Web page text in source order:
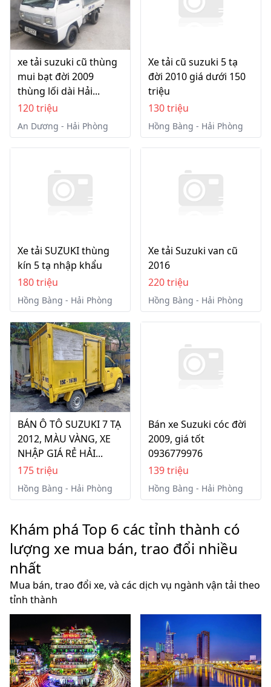
xe tải suzuki cũ thùng
mui bạt đời 2009
thùng lối dài Hải...
120 triệu
An Dương - Hải Phòng
Xe tải cũ suzuki 5 tạ
đời 2010 giá dưới 150
triệu
130 triệu
Hồng Bàng - Hải Phòng
Xe tải SUZUKI thùng
kín 5 tạ nhập khẩu
180 triệu
Hồng Bàng - Hải Phòng
Xe tải Suzuki van cũ
2016
220 triệu
Hồng Bàng - Hải Phòng
BÁN Ô TÔ SUZUKI 7 TẠ
2012, MÀU VÀNG, XE
NHẬP GIÁ RẺ HẢI...
175 triệu
Hồng Bàng - Hải Phòng
Bán xe Suzuki cóc đời
2009, giá tốt
0936779976
139 triệu
Hồng Bàng - Hải Phòng
Khám phá Top 6 các tỉnh thành có
lượng xe mua bán, trao đổi nhiều
nhất
Mua bán, trao đổi xe, và các dịch vụ ngành vận tải theo
tỉnh thành